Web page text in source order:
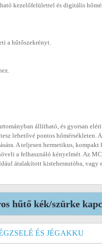
kezelőfelülettel és digitális
a hűtőszekrényt.
állítható, és gyorsan
lehetővé pontos hőmérsékleten.
A teljesen hermetikus,
a felhasználó kényelmét. Az
átalakított kisteherautóba, vagy
hűtő kék/szürke
ÉS JÉGAKKU